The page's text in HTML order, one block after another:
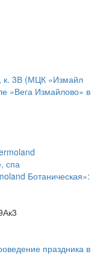
«Вега Измайлово» в
Ботаническая»: